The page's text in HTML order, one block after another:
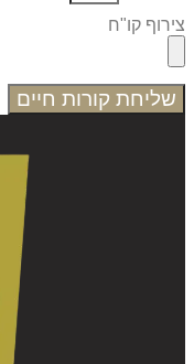
קו"ח
קורות חיים